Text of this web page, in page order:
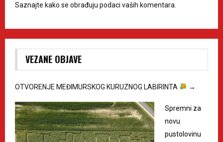
Saznajte kako se obrađuju podaci vaših komentara.
VEZANE OBJAVE
OTVORENJE MEĐIMURSKOG KURUZNOG LABIRINTA →
Spremni za
novu
pustolovinu